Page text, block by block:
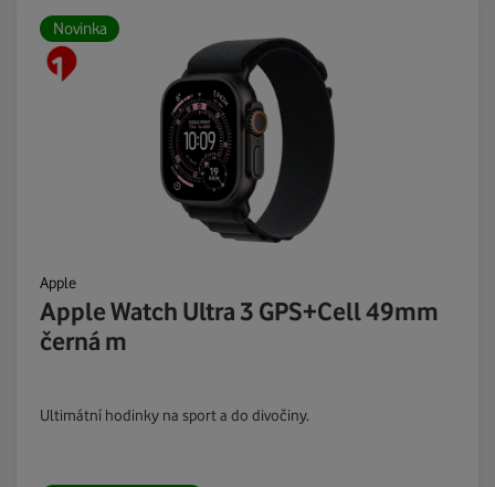
Novinka
Apple
Apple Watch Ultra 3 GPS+Cell 49mm
černá m
Ultimátní hodinky na sport a do divočiny.